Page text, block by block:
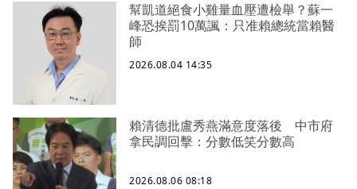
幫凱道絕食小雞量血壓遭檢舉？蘇一
峰恐挨罰10萬諷：只准賴總統當賴醫
師
2026.08.04 14:35
賴清德批盧秀燕滿意度落後 中市府
拿民調回擊：分數低笑分數高
2026.08.06 08:18